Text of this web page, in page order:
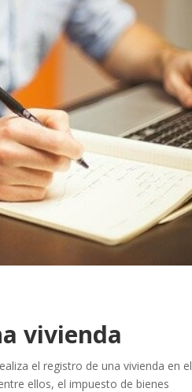
vivienda
el registro de una vivienda en el
ellos, el impuesto de bienes